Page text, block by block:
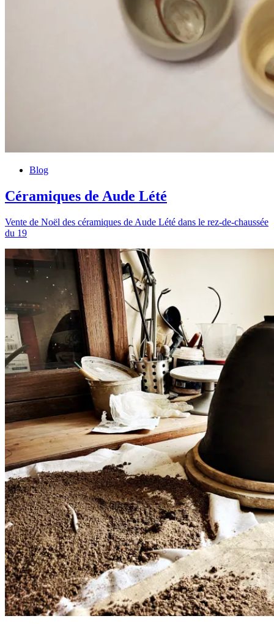
Blog
Céramiques de Aude Lété
Vente de Noël des céramiques de Aude Lété dans le rez-de-chaussée
du 19